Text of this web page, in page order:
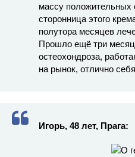
массу положительных
сторонница этого
полутора месяцев
Прошло ещё три
остеохондроза,
на рынок, отлично
Игорь, 48 лет, Прага: